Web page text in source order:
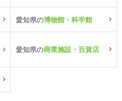
愛知県の博物館・科学館
愛知県の商業施設・百貨店